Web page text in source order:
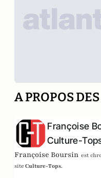
A PROPOS
Françoise
Culture-
Françoise Boursin est
site Culture-Tops.